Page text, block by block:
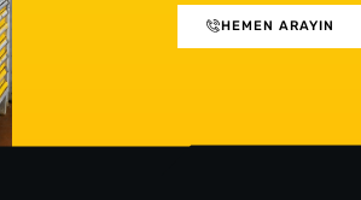
HEMEN ARAYIN